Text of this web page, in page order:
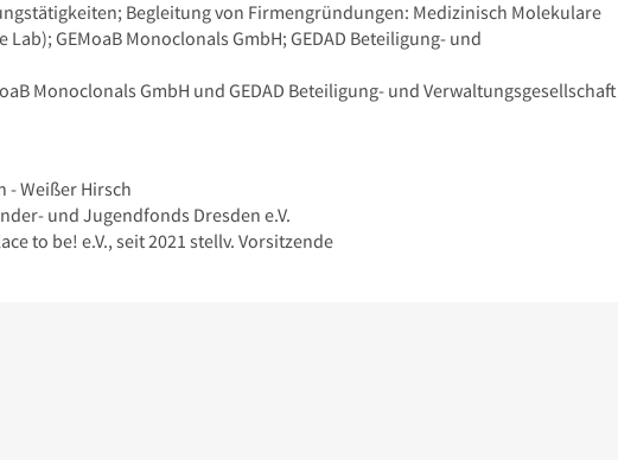
Begleitung von Firmengründungen: Medizinisch Molekulare
Lab); GEMoaB Monoclonals GmbH; GEDAD Beteiligung- und
Monoclonals GmbH und GEDAD Beteiligung- und Verwaltungsgesellschaft
- Weißer Hirsch
und Jugendfonds Dresden e.V.
to be! e.V., seit 2021 stellv. Vorsitzende